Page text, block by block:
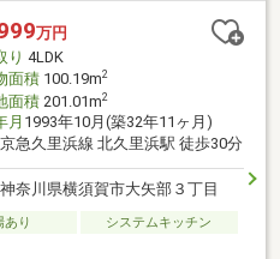
万円
り 4LDK
面積100.19m2
面積201.01m2
月 1993年10月(築32年11ヶ月)
京急久里浜線 北久里浜駅 徒歩30分
神奈川県横須賀市大矢部３丁目
あり
システムキッチン